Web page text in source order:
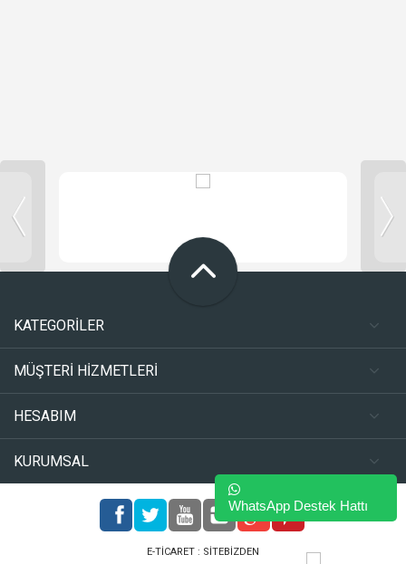
KATEGORİLER
MÜŞTERİ HİZMETLERİ
HESABIM
KURUMSAL
E-TICARET : SITEBIZDEN
WhatsApp Destek Hattı